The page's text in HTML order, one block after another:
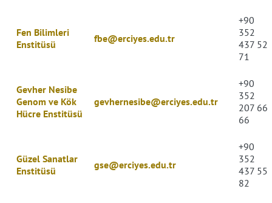
Fen Bilimleri
Enstitüsü
fbe@erciyes.edu.tr
+90
352
437 52
71
Gevher Nesibe
Genom ve Kök
Hücre Enstitüsü
gevhernesibe@erciyes.edu.tr
+90
352
207 66
66
Güzel Sanatlar
Enstitüsü
gse@erciyes.edu.tr
+90
352
437 55
82